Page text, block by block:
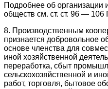
Подробнее об организации
обществ см. ст. ст. 96 —
8. Производственным
признается добровольное
основе членства для
иной хозяйственной
переработка, сбыт
сельскохозяйственной и
работ, торговля, бытовое